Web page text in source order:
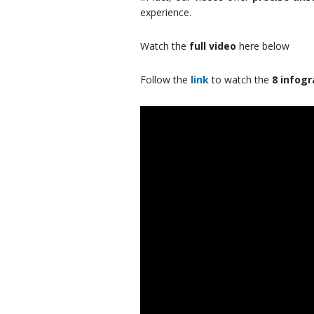
experience.
Watch the full video here below
Follow the linkto watch the 8